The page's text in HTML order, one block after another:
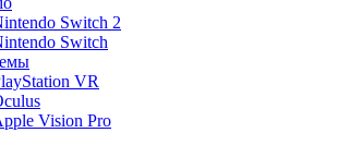
Switch 2
Switch
VR
Vision Pro